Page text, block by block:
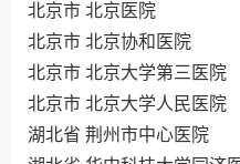
北京市 北京医院
北京市 北京协和医院
北京市 北京大学第三医院
北京市 北京大学人民医院
湖北省 荆州市中心医院